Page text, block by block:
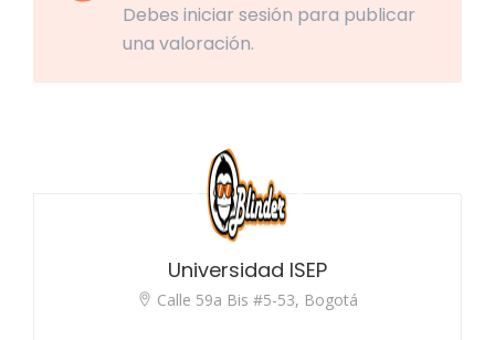
Debes iniciar sesión para publicar
una valoración.
Universidad ISEP
Calle 59a Bis #5-53, Bogotá